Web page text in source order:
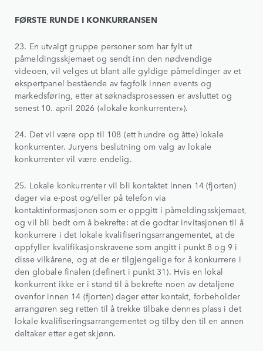
FØRSTE RUNDE I KONKURRANSEN
23. En utvalgt gruppe personer som har fylt ut
påmeldingsskjemaet og sendt inn den nødvendige
videoen, vil velges ut blant alle gyldige påmeldinger av et
ekspertpanel bestående av fagfolk innen events og
markedsføring, etter at søknadsprosessen er avsluttet og
senest 10. april 2026 («lokale konkurrenter»).
24. Det vil være opp til 108 (ett hundre og åtte) lokale
konkurrenter. Juryens beslutning om valg av lokale
konkurrenter vil være endelig.
25. Lokale konkurrenter vil bli kontaktet innen 14 (fjorten)
dager via e-post og/eller på telefon via
kontaktinformasjonen som er oppgitt i påmeldingsskjemaet,
og vil bli bedt om å bekrefte: at de godtar invitasjonen til å
konkurrere i det lokale kvalifiseringsarrangementet, at de
oppfyller kvalifikasjonskravene som angitt i punkt 8 og 9 i
disse vilkårene, og at de er tilgjengelige for å konkurrere i
den globale finalen (definert i punkt 31). Hvis en lokal
konkurrent ikke er i stand til å bekrefte noen av detaljene
ovenfor innen 14 (fjorten) dager etter kontakt, forbeholder
arrangøren seg retten til å trekke tilbake dennes plass i det
lokale kvalifiseringsarrangementet og tilby den til en annen
deltaker etter eget skjønn.